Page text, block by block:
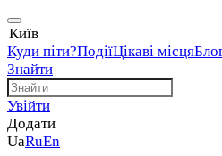
Київ
Куди піти?ПодіїЦікаві місця
Знайти
Увійти
Додати
UaRuEn